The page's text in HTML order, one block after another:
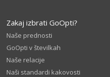
Zakaj izbrati GoOpti?
Naše prednosti
GoOpti v številkah
Naše relacije
Naši standardi kakovosti